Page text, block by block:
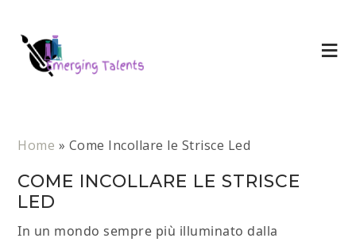
Home » Come Incollare le Strisce Led
COME INCOLLARE LE STRISCE
LED
In un mondo sempre più illuminato dalla